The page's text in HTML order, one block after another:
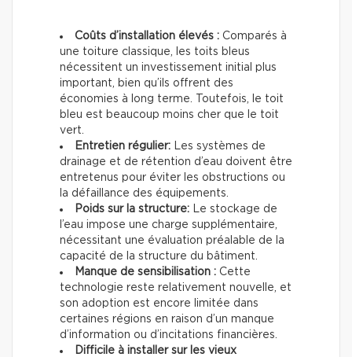
Coûts d’installation élevés : Comparés à
une toiture classique, les toits bleus
nécessitent un investissement initial plus
important, bien qu’ils offrent des
économies à long terme. Toutefois, le toit
bleu est beaucoup moins cher que le toit
vert.
Entretien régulier: Les systèmes de
drainage et de rétention d’eau doivent être
entretenus pour éviter les obstructions ou
la défaillance des équipements.
Poids sur la structure: Le stockage de
l’eau impose une charge supplémentaire,
nécessitant une évaluation préalable de la
capacité de la structure du bâtiment.
Manque de sensibilisation : Cette
technologie reste relativement nouvelle, et
son adoption est encore limitée dans
certaines régions en raison d’un manque
d’information ou d’incitations financières.
Difficile à installer sur les vieux